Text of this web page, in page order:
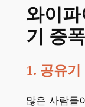
와이
기 증폭
1. 공유
많은 사람들